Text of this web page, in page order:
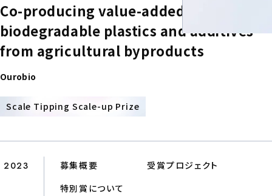
Co-producing value-added,
biodegradable plastics and additives
from agricultural byproducts
Ourobio
2023 募集概要
受賞プロジェクト
特別賞について
PRIZE
Scale Tipping Scale-up Prize